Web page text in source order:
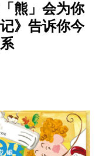
熊」会为你
》告诉你今